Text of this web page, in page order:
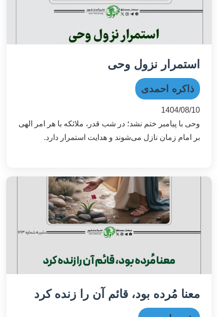
استمرار نزول وحی
ذاکره احمدی
1404/08/10
وحی با پیامبر ختم نشد؛ در شب قدر، ملائکه با هر امر الهی
بر امام زمان نازل می‌شوند و هدایت استمرار دارد.
معنا مُرده بود، قائم آن را زنده کرد